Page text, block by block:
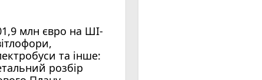
млн євро на ШІ-
та інше:
розбір